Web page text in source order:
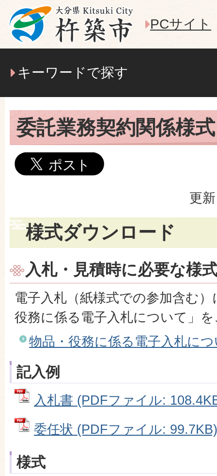
PCサイト
キーワードで探す
委託業務契約関係様式
更
様式ダウンロード
入札・見積時に必要な様
電子入札（紙様式での参加含む
役務に係る電子入札について」
物品・役務に係る電子入札に
記入例
入札書 (PDFファイル:
委任状 (PDFファイル: 99.7KB)
様式